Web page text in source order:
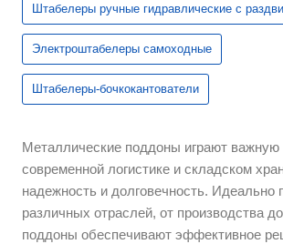
Штабелеры ручные гидравлические с
Электроштабелеры самоходные
Штабелеры-бочкокантователи
Металлические поддоны играют важную
современной логистике и складском
надежность и долговечность. Идеально
различных отраслей, от производства
поддоны обеспечивают эффективное